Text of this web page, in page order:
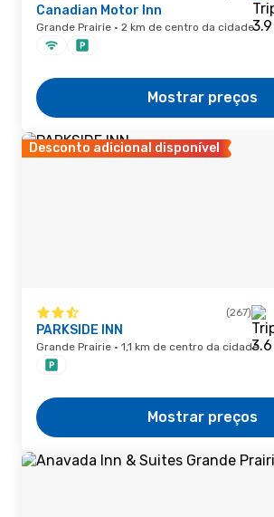
Canadian Motor Inn
Grande Prairie · 2 km de centro da cidade
Mostrar preços
Desconto adicional disponível
(267)
PARKSIDE INN
Grande Prairie · 1,1 km de centro da cidade
Mostrar preços